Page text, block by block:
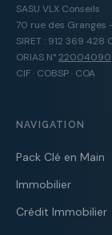
SASU VLX Conseils
70 rue des
SIRET : 912 369
ORIAS N°22004090
CIF · COBSP · COA
NAVIGATION
Pack Clé en Main
Immobilier
Crédit Immobilier